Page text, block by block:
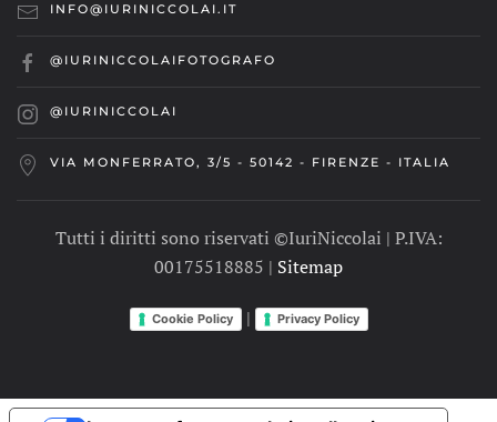
INFO@IURINICCOLAI.IT
@IURINICCOLAIFOTOGRAFO
@IURINICCOLAI
VIA MONFERRATO, 3/5 - 50142 - FIRENZE - ITALIA
Tutti i diritti sono riservati ©IuriNiccolai | P.IVA:
00175518885 | Sitemap
Cookie Policy | Privacy Policy